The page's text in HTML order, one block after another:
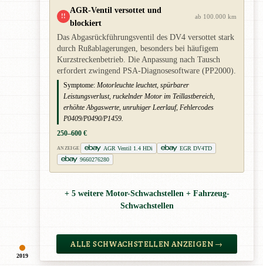
2019
!!
AGR-Ventil versottet und
blockiert
ab 100.000 km
Das Abgasrückführungsventil des DV4 versottet stark
durch Rußablagerungen, besonders bei häufigem
Kurzstreckenbetrieb. Die Anpassung nach Tausch
erfordert zwingend PSA-Diagnosesoftware (PP2000).
Symptome: Motorleuchte leuchtet, spürbarer
Leistungsverlust, ruckelnder Motor im Teillastbereich,
erhöhte Abgaswerte, unruhiger Leerlauf, Fehlercodes
P0409/P0490/P1459.
250–600 €
ANZEIGE AGR Ventil 1.4 HDi
EGR DV4TD
9660276280
+ 5 weitere Motor-Schwachstellen + Fahrzeug-
Schwachstellen
ALLE SCHWACHSTELLEN ANZEIGEN →